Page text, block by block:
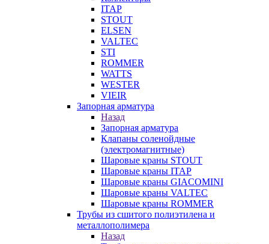
ITAP
STOUT
ELSEN
VALTEC
STI
ROMMER
WATTS
WESTER
VIEIR
Запорная арматура
Назад
Запорная арматура
Клапаны соленойдные
(электромагнитные)
Шаровые краны STOUT
Шаровые краны ITAP
Шаровые краны GIACOMINI
Шаровые краны VALTEC
Шаровые краны ROMMER
Трубы из сшитого полиэтилена и
металлополимера
Назад